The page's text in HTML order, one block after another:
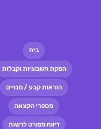
בית
הפקת חשבוניות וקבלות
הוראות קבע / מנויים
מספרי הקצאה
דיווח מפורט לרשות